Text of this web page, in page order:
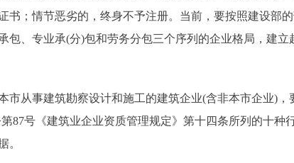
书；情节恶劣的，终身不予注册。当前，要按照建设部
、专业承(分)包和劳务分包三个序列的企业格局，建立
事建筑勘察设计和施工的建筑企业(含非本市企业)，
87号《建筑业企业资质管理规定》第十四条所列的十种
。